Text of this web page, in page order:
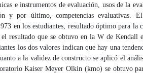
e instrumentos de evaluación, usos de la
y por último, competencias evaluativas.
en los estudiantes, resultado óptimo para la
resultado que se obtuvo en la W de Kendall
los dos valores indican que hay una
a la validez de constructo se aplicó el
Kaiser Meyer Olkin (kmo) se obtuvo